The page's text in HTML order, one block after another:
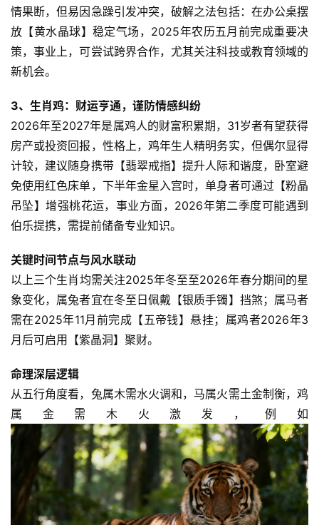
情果断，但易因急躁引发冲突，破解之法包括：在办公桌摆
放【黄水晶球】稳定气场，2025年农历五月前完成重要决
策，事业上，可尝试跨界合作，尤其关注科技或教育领域的
新机会。
3、生肖鸡：财运亨通，谨防情感纠纷
2026年至2027年是属鸡人的财富积累期，31岁者有望获得
房产或投资回报，性格上，鸡年生人精明务实，但偶尔显得
计较，建议随身携带【翡翠戒指】提升人际和谐度，卧室避
免使用红色床单，下半年金星入宫时，单身者可通过【粉晶
吊坠】增强桃花运，事业方面，2026年第二季度可能遇到
伯乐提携，需提前储备专业知识。
关键时间节点与风水联动
以上三个生肖均需关注2025年冬至至2026年春分期间的星
象变化，属兔者宜在冬至日佩戴【银质手镯】挡煞；属马者
需在2025年11月前完成【五帝钱】悬挂；属鸡者2026年3
月后可启用【紫晶洞】聚财。
命理深层逻辑
从五行角度看，兔属木需水火调和，马属火需土金制衡，鸡
属金需木火激发，例如